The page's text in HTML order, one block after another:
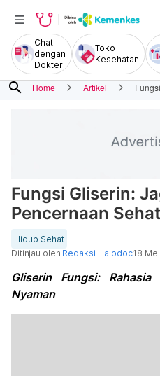
Chat
dengan
Dokter
Toko
Kesehatan
search Home Artikel
Fungsi Gliserin:
Pencernaan Sehat
Hidup Sehat
Ditinjau oleh Redaksi Halodoc18
Gliserin Fungsi:
Nyaman